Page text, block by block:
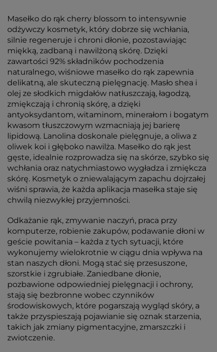
Masełko do rąk cherry blossom to intensywnie
odżywczy kosmetyk, który dobrze się wchłania,
silnie regeneruje i chroni dłonie, pozostawiając
miękką, zadbaną i nawilżoną skórę. Dzięki
zawartości 92% składników pochodzenia
naturalnego, wiśniowe masełko do rąk zapewnia
delikatną, ale skuteczną pielęgnację. Masło shea i
olej ze słodkich migdałów natłuszczają, łagodzą,
zmiękczają i chronią skórę, a dzięki
antyoksydantom, witaminom, minerałom i bogatym
kwasom tłuszczowym wzmacniają jej barierę
lipidową. Lanolina doskonale pielęgnuje, a oliwa z
oliwek koi i głęboko nawilża. Masełko do rąk jest
gęste, idealnie rozprowadza się na skórze, szybko się
wchłania oraz natychmiastowo wygładza i zmiękcza
skórę. Kosmetyk o zniewalającym zapachu dojrzałej
wiśni sprawia, że każda aplikacja masełka staje się
chwilą niezwykłej przyjemności.
Odkażanie rąk, zmywanie naczyń, praca przy
komputerze, robienie zakupów, podawanie dłoni w
geście powitania – każda z tych sytuacji, które
wykonujemy wielokrotnie w ciągu dnia wpływa na
stan naszych dłoni. Mogą stać się przesuszone,
szorstkie i zgrubiałe. Zaniedbane dłonie,
pozbawione odpowiedniej pielęgnacji i ochrony,
stają się bezbronne wobec czynników
środowiskowych, które pogarszają wygląd skóry, a
także przyspieszają pojawianie się oznak starzenia,
takich jak zmiany pigmentacyjne, zmarszczki i
zwiotczenie.